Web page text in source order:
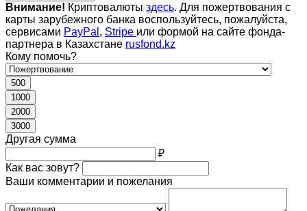
Внимание! Криптовалюты здесь. Для пожертвования с
карты зарубежного банка воспользуйтесь, пожалуйста,
сервисами PayPal , Stripe или формой на сайте фонда-
партнера в Казахстане rusfond.kz
Кому помочь?
500
1000
2000
3000
Другая сумма
₽
Как вас зовут?
Ваши комментарии и пожелания